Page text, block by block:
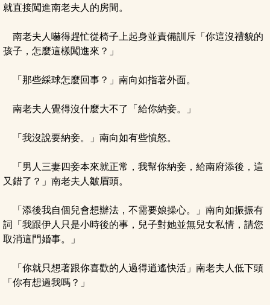
就直接闖進南老夫人的房間。
南老夫人嚇得趕忙從椅子上起身並責備訓斥「你這沒禮貌的
孩子，怎麼這樣闖進來？」
「那些綵球怎麼回事？」南向如指著外面。
南老夫人覺得沒什麼大不了「給你納妾。」
「我沒說要納妾。」南向如有些憤怒。
「男人三妻四妾本來就正常，我幫你納妾，給南府添後，這
又錯了？」南老夫人皺眉頭。
「添後我自個兒會想辦法，不需要娘操心。」南向如振振有
詞「我跟伊人只是小時後的事，兒子對她並無兒女私情，請您
取消這門婚事。」
「你就只想著跟你喜歡的人過得逍遙快活」南老夫人低下頭
「你有想過我嗎？」